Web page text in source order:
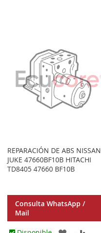
REPARACIÓN DE ABS NISSAN
JUKE 47660BF10B HITACHI
TD8405 47660 BF10B
Consulta WhatsApp /
Mail